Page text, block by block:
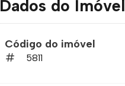
Dados do Imóvel
Código do imóvel
5811